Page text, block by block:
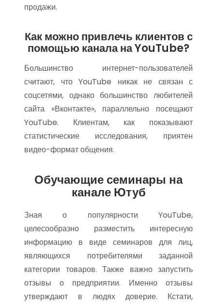
продажи.
Как можно привлечь клиентов с
помощью канала на YouTube?
Большинство интернет-пользователей
считают, что YouTube никак не связан с
соцсетями, однако большинство любителей
сайта «Вконтакте», параллельно посещают
YouTube. Клиентам, как показывают
статистические исследования, приятен
видео-формат общения.
Обучающие семинары на
канале Ютуб
Зная о популярности YouTube,
целесообразно разместить интересную
информацию в виде семинаров для лиц,
являющихся потребителями заданной
категории товаров. Также важно запустить
отзывы о предприятии. Именно отзывы
утверждают в людях доверие. Кстати,